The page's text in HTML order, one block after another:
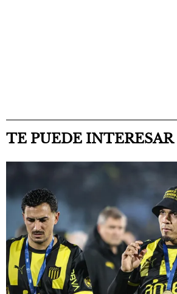
TE PUEDE INTERESAR